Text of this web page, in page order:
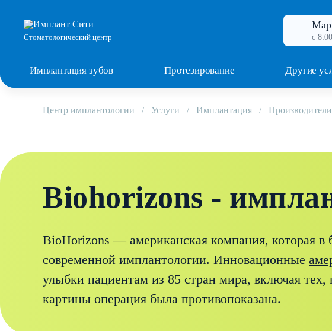
Стоматологический центр с
Имплантация зубов Протезирование Другие
Центр имплантологии Услуги Имплантация
Biohorizons -
BioHorizons — американская компания, которая в
современной имплантологии. Инновационные
улыбки пациентам из 85 стран мира, включая
картины операция была противопоказана.